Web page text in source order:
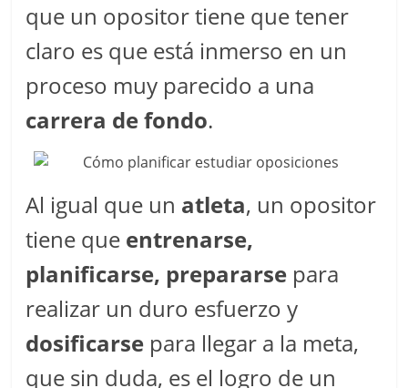
que un opositor tiene que tener
claro es que está inmerso en un
proceso muy parecido a una
carrera de fondo.
Al igual que un atleta, un opositor
tiene que entrenarse,
planificarse, prepararse para
realizar un duro esfuerzo y
dosificarse para llegar a la meta,
que sin duda, es el logro de un